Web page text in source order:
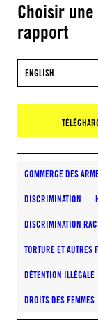
Choisir
rapport
ENGLISH
COMMERCE DES
DISCRIMINATION
DISCRIMINATION
TORTURE ET AUTRES
DÉTENTION ILLÉGALE
DROITS DES FEMMES